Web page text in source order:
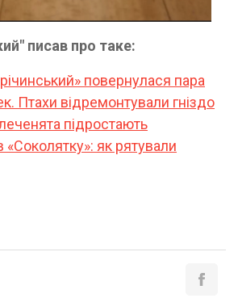
писав про таке:
повернулася пара
Птахи відремонтували гніздо
підростають
«Соколятку»: як рятували